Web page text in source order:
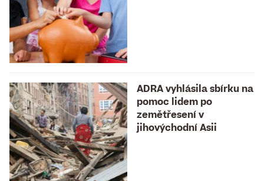
ADRA vyhlásila sbírku na
pomoc lidem po
zemětřesení v
jihovýchodní Asii